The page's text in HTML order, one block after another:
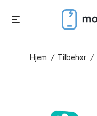
Hjem / Tilbehør /